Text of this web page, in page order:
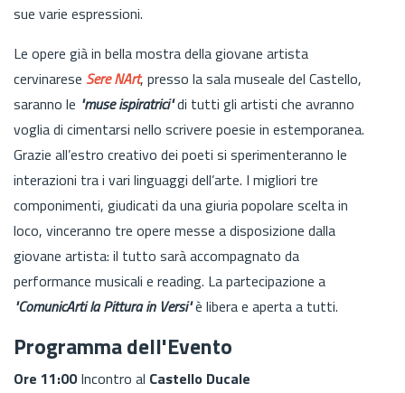
sue varie espressioni.
Le opere già in bella mostra della giovane artista
cervinarese Sere NArt, presso la sala museale del Castello,
saranno le "muse ispiratrici"di tutti gli artisti che avranno
voglia di cimentarsi nello scrivere poesie in estemporanea.
Grazie all’estro creativo dei poeti si sperimenteranno le
interazioni tra i vari linguaggi dell’arte. I migliori tre
componimenti, giudicati da una giuria popolare scelta in
loco, vinceranno tre opere messe a disposizione dalla
giovane artista: il tutto sarà accompagnato da
performance musicali e reading. La partecipazione a
"ComunicArti la Pittura in Versi"è libera e aperta a tutti.
Programma dell'Evento
Ore 11:00Incontro al Castello Ducale